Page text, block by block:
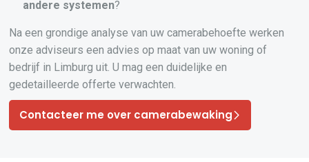
andere systemen?
Na een grondige analyse van uw camerabehoefte werken
onze adviseurs een advies op maat van uw woning of
bedrijf in Limburg uit. U mag een duidelijke en
gedetailleerde offerte verwachten.
Contacteer me over camerabewaking